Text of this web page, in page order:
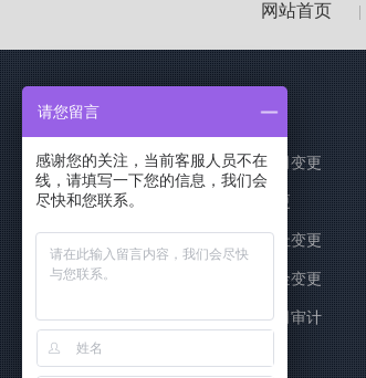
网站首页
香港公司业务
香港公司注册 香港公司变更
公司名称变更 董事变更
公司地址变更
股权转让变更 注册资金变更
香港公司年审 香港公司审计
请您留言
感谢您的关注，当前客服人员不在
线，请填写一下您的信息，我们会
尽快和您联系。